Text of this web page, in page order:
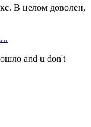
В целом доволен,
and u don't